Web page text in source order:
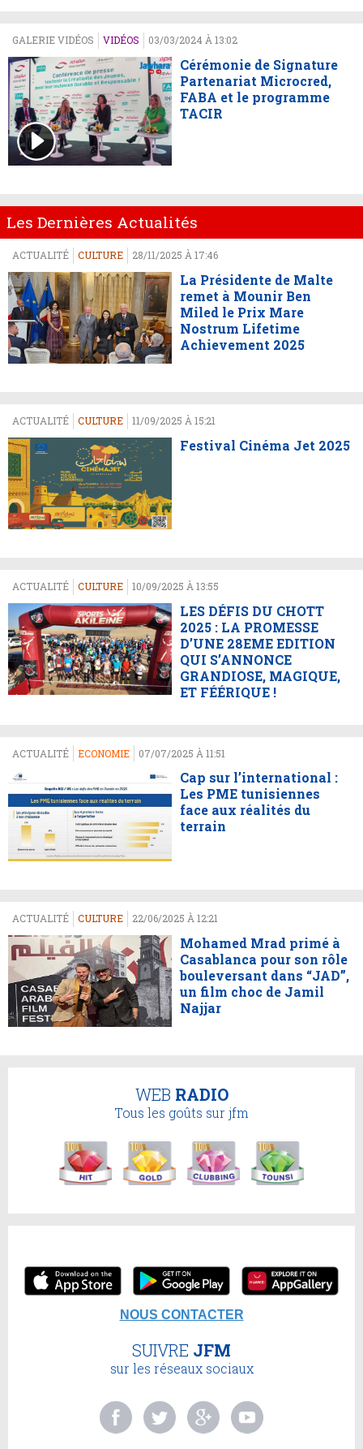
GALERIE VIDÉOS VIDÉOS 03/03/2024 À 13:02
Cérémonie de Signature
Partenariat Microcred,
FABA et le programme
TACIR
Les Dernières Actualités
ACTUALITÉ CULTURE 28/11/2025 À 17:46
La Présidente de Malte
remet à Mounir Ben
Miled le Prix Mare
Nostrum Lifetime
Achievement 2025
ACTUALITÉ CULTURE 11/09/2025 À 15:21
Festival Cinéma Jet 2025
ACTUALITÉ CULTURE 10/09/2025 À 13:55
LES DÉFIS DU CHOTT
2025 : LA PROMESSE
D’UNE 28EME EDITION
QUI S’ANNONCE
GRANDIOSE, MAGIQUE,
ET FÉÉRIQUE !
ACTUALITÉ ECONOMIE 07/07/2025 À 11:51
Cap sur l’international :
Les PME tunisiennes
face aux réalités du
terrain
ACTUALITÉ CULTURE 22/06/2025 À 12:21
Mohamed Mrad primé à
Casablanca pour son rôle
bouleversant dans “JAD”,
un film choc de Jamil
Najjar
WEB RADIO
Tous les goûts sur jfm
NOUS CONTACTER
SUIVRE JFM
sur les réseaux sociaux